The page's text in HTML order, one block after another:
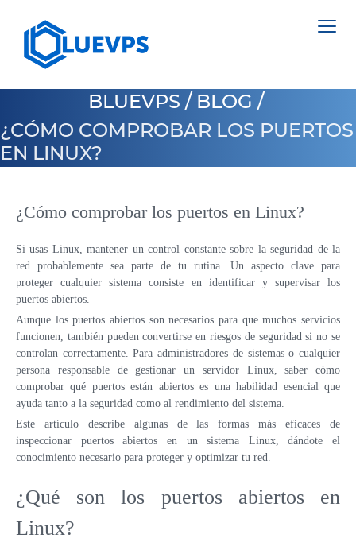
VPS INGLATERRA
VPS HONG KONG
VPS CHIPRE
VPS ESTADOS UNIDOS >
VPS LOS ÁNGELES
VPS ATLANTA
VPS CANADÁ
VPS POLONIA
VPS FRANCIA
VPS ALEMANIA >
SERVIDORES DEDICADOS >
NETHERLANDS
POLAND
CYPRUS
SWEDEN
HONG KONG
VPS DE 10 GBPS
VPS DE ALTA CARGA
COLOCACIÓN
BLUEVPS / BLOG /
¿CÓMO COMPROBAR LOS PUERTOS
EN LINUX?
¿Cómo comprobar los puertos en Linux?
Si usas Linux, mantener un control constante sobre la seguridad de la
red probablemente sea parte de tu rutina. Un aspecto clave para
proteger cualquier sistema consiste en identificar y supervisar los
puertos abiertos.
Aunque los puertos abiertos son necesarios para que muchos servicios
funcionen, también pueden convertirse en riesgos de seguridad si no se
controlan correctamente. Para administradores de sistemas o cualquier
persona responsable de gestionar un servidor Linux, saber cómo
comprobar qué puertos están abiertos es una habilidad esencial que
ayuda tanto a la seguridad como al rendimiento del sistema.
Este artículo describe algunas de las formas más eficaces de
inspeccionar puertos abiertos en un sistema Linux, dándote el
conocimiento necesario para proteger y optimizar tu red.
¿Qué son los puertos abiertos en
Linux?